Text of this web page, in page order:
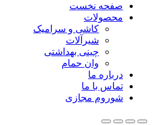
صفحه نخست
محصولات
کاشی و سرامیک
شیرآلات
چینی بهداشتی
وان حمام
درباره ما
تماس با ما
شوروم مجازی